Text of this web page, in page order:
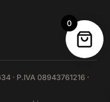
· P.IVA 08943761216 ·
0